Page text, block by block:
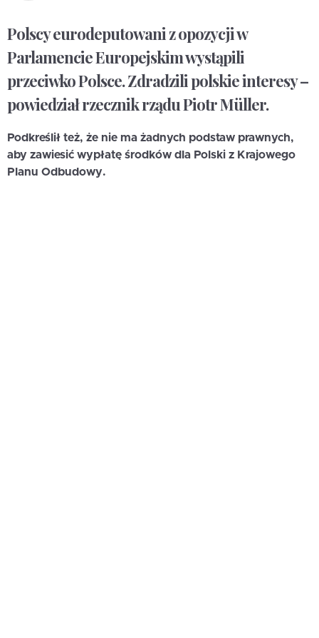
Polscy eurodeputowani z opozycji w
Parlamencie Europejskim wystąpili
przeciwko Polsce. Zdradzili polskie interesy –
powiedział rzecznik rządu Piotr Müller.
Podkreślił też, że nie ma żadnych podstaw prawnych,
aby zawiesić wypłatę środków dla Polski z Krajowego
Planu Odbudowy.